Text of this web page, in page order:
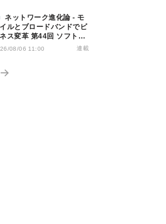
ネットワーク進化論 - モ
ルとブロードバンドでビ
ス変革 第44回 ソフトバ
が「HAPS」のプレ商用
08/06 11:00 連載